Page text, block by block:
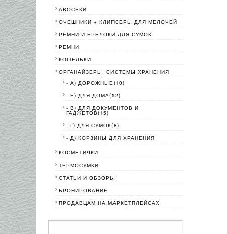
АВОСЬКИ
ОЧЕШНИКИ + КЛИПСЕРЫ ДЛЯ МЕЛОЧЕЙ
РЕМНИ И БРЕЛОКИ ДЛЯ СУМОК
РЕМНИ
КОШЕЛЬКИ
ОРГАНАЙЗЕРЫ, СИСТЕМЫ ХРАНЕНИЯ
- А) ДОРОЖНЫЕ(10)
- Б) ДЛЯ ДОМА(12)
- В) ДЛЯ ДОКУМЕНТОВ И
ГАДЖЕТОВ(15)
- Г) ДЛЯ СУМОК(8)
- Д) КОРЗИНЫ ДЛЯ ХРАНЕНИЯ
КОСМЕТИЧКИ
ТЕРМОСУМКИ
СТАТЬИ И ОБЗОРЫ
БРОНИРОВАНИЕ
ПРОДАВЦАМ НА МАРКЕТПЛЕЙСАХ